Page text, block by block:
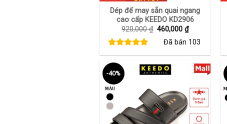
Dép đế may sẵn quai ngang
cao cấp KEEDO KD2906
920,000₫ Giá
là:
460,000₫Giá
hiện
tại
460,000 ₫.
Đã bán 103
-40%